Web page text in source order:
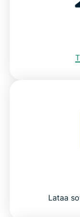
Voinko käyttää
Katso, miksi
Lataa Saksan
Lataa